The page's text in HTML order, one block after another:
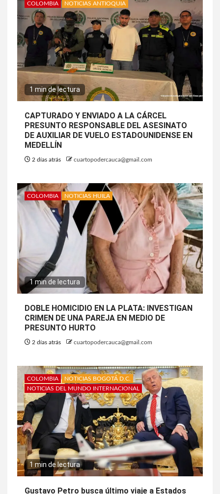
COLOMBIA NOTICIAS ANTIOQUIA
1 min de lectura
CAPTURADO Y ENVIADO A LA CÁRCEL
PRESUNTO RESPONSABLE DEL ASESINATO
DE AUXILIAR DE VUELO ESTADOUNIDENSE EN
MEDELLÍN
2 días atrás cuartopodercauca@gmail.com
COLOMBIA NOTICIAS HUILA
1 min de lectura
DOBLE HOMICIDIO EN LA PLATA: INVESTIGAN
CRIMEN DE UNA PAREJA EN MEDIO DE
PRESUNTO HURTO
2 días atrás cuartopodercauca@gmail.com
COLOMBIA
NOTICIAS BOGOTÁ D.C.
NOTICIAS DEL MUNDO INTERNACIONAL
1 min de lectura
Gustavo Petro busca último viaje a Estados